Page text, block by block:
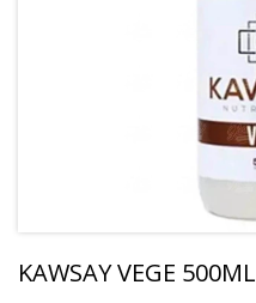
KAWSAY VEGE 500ML